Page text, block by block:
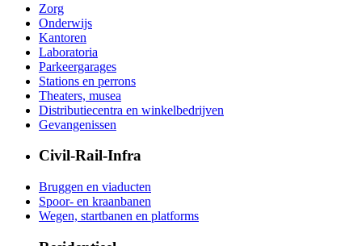
Zorg
Onderwijs
Kantoren
Laboratoria
Parkeergarages
Stations en perrons
Theaters, musea
Distributiecentra en winkelbedrijven
Gevangenissen
Civil-Rail-Infra
Bruggen en viaducten
Spoor- en kraanbanen
Wegen, startbanen en platforms